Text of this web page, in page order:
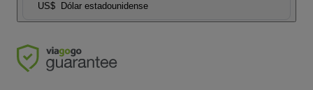
US$ Dólar estadounidense